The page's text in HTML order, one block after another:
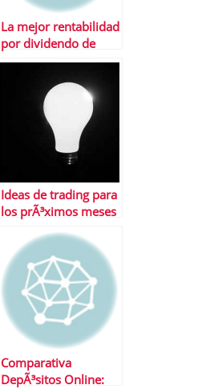
La mejor rentabilidad
por dividendo de
Europa
Ideas de trading para
los prÃ³ximos meses
Comparativa
DepÃ³sitos Online: